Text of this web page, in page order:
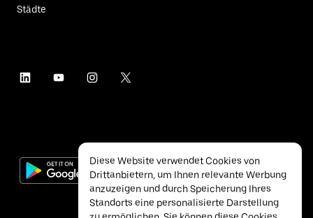
Städte
Diese Website verwendet Cookies von
Drittanbietern, um Ihnen relevante Werbung
anzuzeigen und durch Speicherung Ihres
Standorts eine personalisierte Darstellung